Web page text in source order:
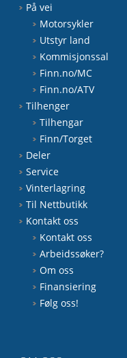
På vei
Motorsykler
Utstyr land
Kommisjonssal
Finn.no/MC
Finn.no/ATV
Tilhenger
Tilhengar
Finn/Torget
Deler
Service
Vinterlagring
Til Nettbutikk
Kontakt oss
Kontakt oss
Arbeidssøker?
Om oss
Finansiering
Følg oss!